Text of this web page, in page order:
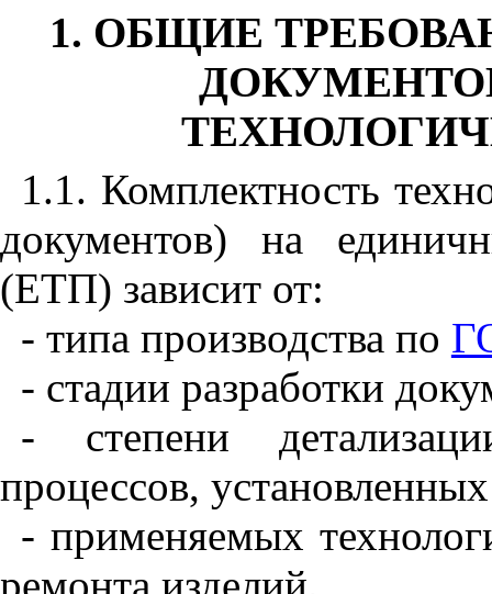
1. ОБЩИЕ
1.1. Комплектность
документов) на
(ЕТП) зависит от:
- типа производства по
- стадии разработки
- степени
процессов,
- применяемых